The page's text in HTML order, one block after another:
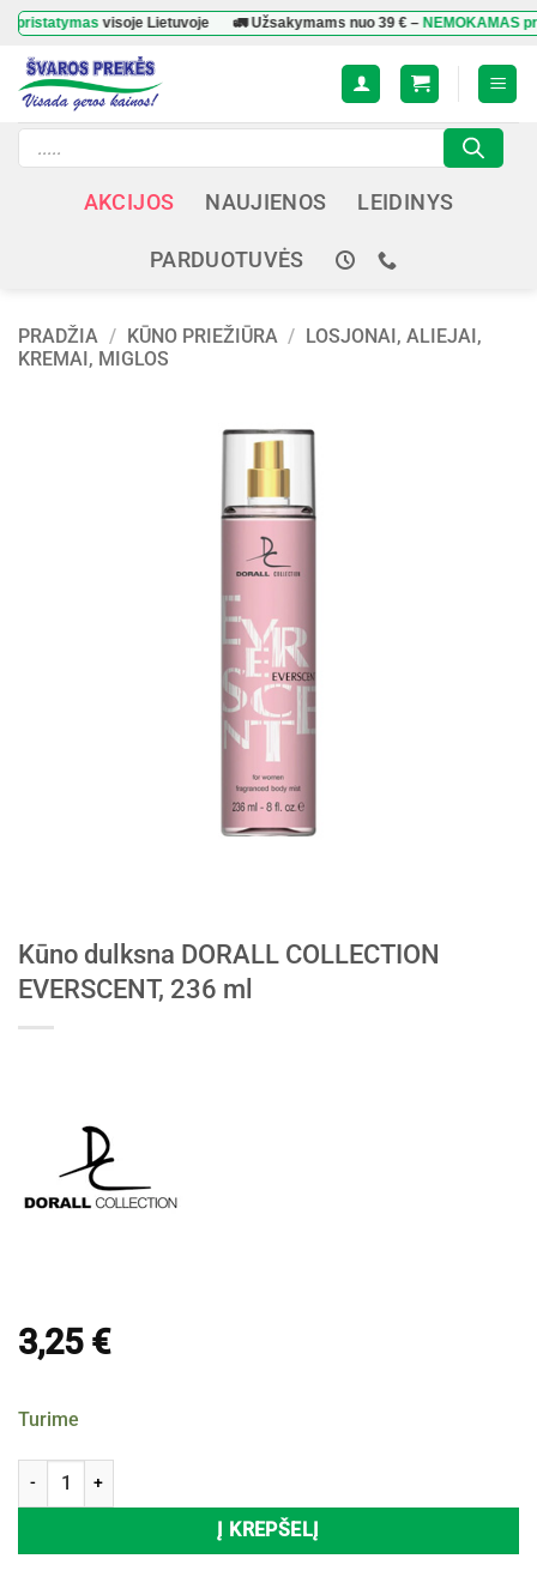
Skip
content
visoje Lietuvoje 🚛 Užsakymams nuo39 €–NEMOKAMAS
Products
search
AKCIJOS NAUJIENOS LEIDINYS
PARDUOTUVĖS
PRADŽIA / KŪNO PRIEŽIŪRA / LOSJONAI, ALIEJAI,
KREMAI, MIGLOS
Kūno dulksna DORALL COLLECTION
EVERSCENT, 236 ml
3,25 €
Turime
produkto kiekis: Kūno dulksna DORALL COLLECTION EVERSCENT,
Į KREPŠELĮ